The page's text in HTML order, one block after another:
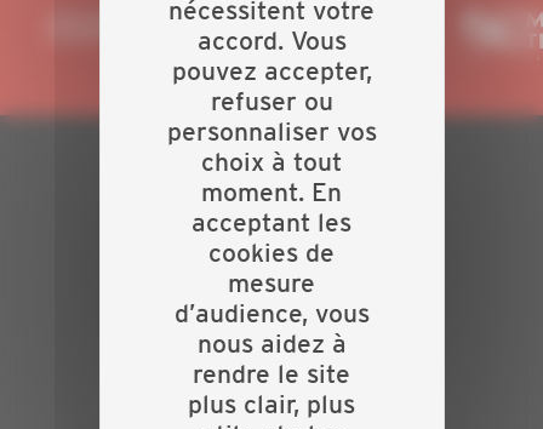
PLAN DU SITE
Evénements
Présentation
Nos batailles
Nos services
Contact
nécessitent votre
accord. Vous
pouvez accepter,
refuser ou
personnaliser vos
choix à tout
moment. En
acceptant les
cookies de
mesure
d’audience, vous
nous aidez à
rendre le site
plus clair, plus